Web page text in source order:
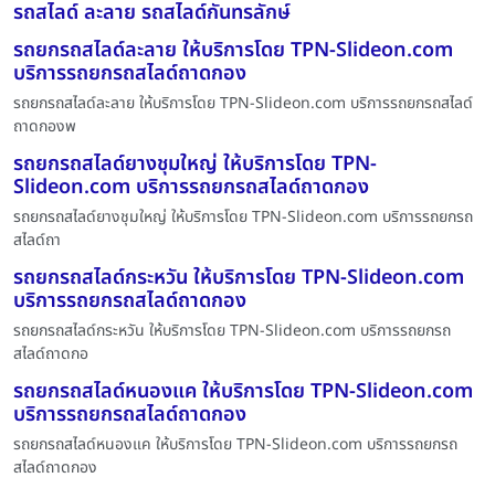
รถสไลด์ ละลาย รถสไลด์กันทรลักษ์
รถยกรถสไลด์ละลาย ให้บริการโดย TPN-Slideon.com
บริการรถยกรถสไลด์ถาดกอง
รถยกรถสไลด์ละลาย ให้บริการโดย TPN-Slideon.com บริการรถยกรถสไลด์
ถาดกองพ
รถยกรถสไลด์ยางชุมใหญ่ ให้บริการโดย TPN-
Slideon.com บริการรถยกรถสไลด์ถาดกอง
รถยกรถสไลด์ยางชุมใหญ่ ให้บริการโดย TPN-Slideon.com บริการรถยกรถ
สไลด์ถา
รถยกรถสไลด์กระหวัน ให้บริการโดย TPN-Slideon.com
บริการรถยกรถสไลด์ถาดกอง
รถยกรถสไลด์กระหวัน ให้บริการโดย TPN-Slideon.com บริการรถยกรถ
สไลด์ถาดกอ
รถยกรถสไลด์หนองแค ให้บริการโดย TPN-Slideon.com
บริการรถยกรถสไลด์ถาดกอง
รถยกรถสไลด์หนองแค ให้บริการโดย TPN-Slideon.com บริการรถยกรถ
สไลด์ถาดกอง